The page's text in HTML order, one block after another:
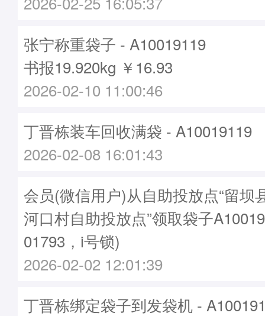
张宁称重袋子 - A10019119
书报19.920kg ￥16.93
2026-02-10 11:00:46
丁晋栋装车回收满袋 - A10019119
2026-02-08 16:01:43
会员(微信用户)从自助投放点“留坝
河口村自助投放点”领取袋子
01793，i号锁)
2026-02-02 12:01:39
丁晋栋绑定袋子到发袋机 -